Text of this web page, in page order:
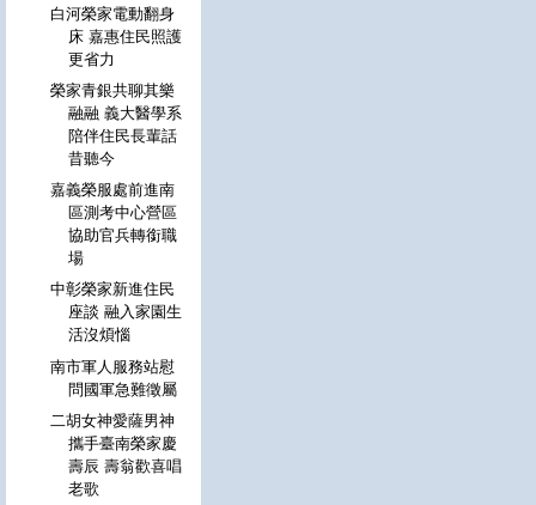
白河榮家電動翻身
床 嘉惠住民照護
更省力
榮家青銀共聊其樂
融融 義大醫學系
陪伴住民長輩話
昔聽今
嘉義榮服處前進南
區測考中心營區
協助官兵轉銜職
場
中彰榮家新進住民
座談 融入家園生
活沒煩惱
南市軍人服務站慰
問國軍急難徵屬
二胡女神愛薩男神
攜手臺南榮家慶
壽辰 壽翁歡喜唱
老歌